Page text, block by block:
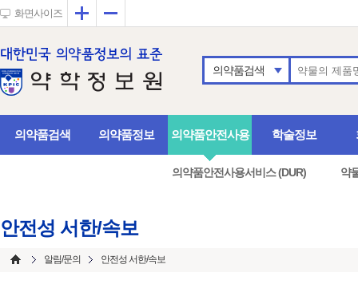
화면사이즈 확대
의약품검색
의약품검색 의약품정보 의약품안전사용
의약품안전사용서비스 (DUR) 약
학술정보
안전성 서한/속보
알림/문의 안전성 서한/속보